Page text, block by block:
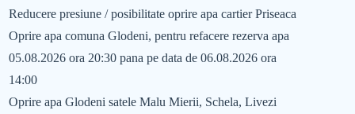
Reducere presiune / posibilitate oprire apa cartier Priseaca
Oprire apa comuna Glodeni, pentru refacere rezerva apa
05.08.2026 ora 20:30 pana pe data de 06.08.2026 ora
14:00
Oprire apa Glodeni satele Malu Mierii, Schela, Livezi